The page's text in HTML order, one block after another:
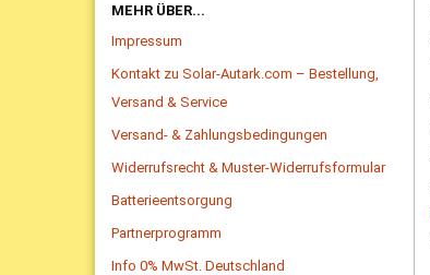
MEHR ÜBER...
Impressum
Kontakt zu Solar-Autark.com – Bestellung,
Versand & Service
Versand- & Zahlungsbedingungen
Widerrufsrecht & Muster-Widerrufsformular
Batterieentsorgung
Partnerprogramm
Info 0% MwSt. Deutschland